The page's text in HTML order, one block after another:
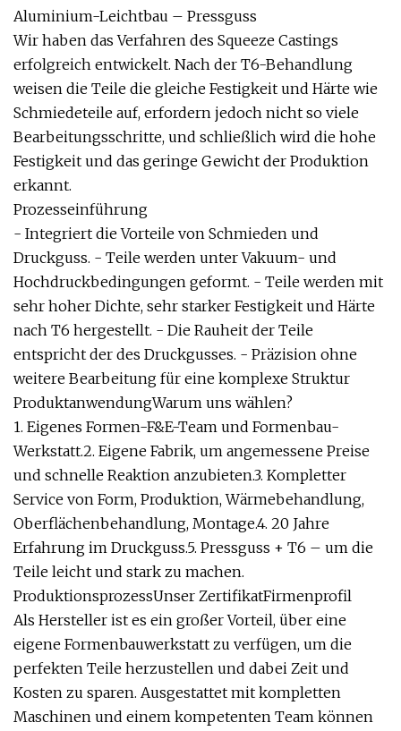
Aluminium-Leichtbau – Pressguss
Wir haben das Verfahren des Squeeze Castings
erfolgreich entwickelt. Nach der T6-Behandlung
weisen die Teile die gleiche Festigkeit und Härte wie
Schmiedeteile auf, erfordern jedoch nicht so viele
Bearbeitungsschritte, und schließlich wird die hohe
Festigkeit und das geringe Gewicht der Produktion
erkannt.
Prozesseinführung
- Integriert die Vorteile von Schmieden und
Druckguss. - Teile werden unter Vakuum- und
Hochdruckbedingungen geformt. - Teile werden mit
sehr hoher Dichte, sehr starker Festigkeit und Härte
nach T6 hergestellt. - Die Rauheit der Teile
entspricht der des Druckgusses. - Präzision ohne
weitere Bearbeitung für eine komplexe Struktur
ProduktanwendungWarum uns wählen?
1. Eigenes Formen-F&E-Team und Formenbau-
Werkstatt.2. Eigene Fabrik, um angemessene Preise
und schnelle Reaktion anzubieten.3. Kompletter
Service von Form, Produktion, Wärmebehandlung,
Oberflächenbehandlung, Montage.4. 20 Jahre
Erfahrung im Druckguss.5. Pressguss + T6 – um die
Teile leicht und stark zu machen.
ProduktionsprozessUnser ZertifikatFirmenprofil
Als Hersteller ist es ein großer Vorteil, über eine
eigene Formenbauwerkstatt zu verfügen, um die
perfekten Teile herzustellen und dabei Zeit und
Kosten zu sparen. Ausgestattet mit kompletten
Maschinen und einem kompetenten Team können